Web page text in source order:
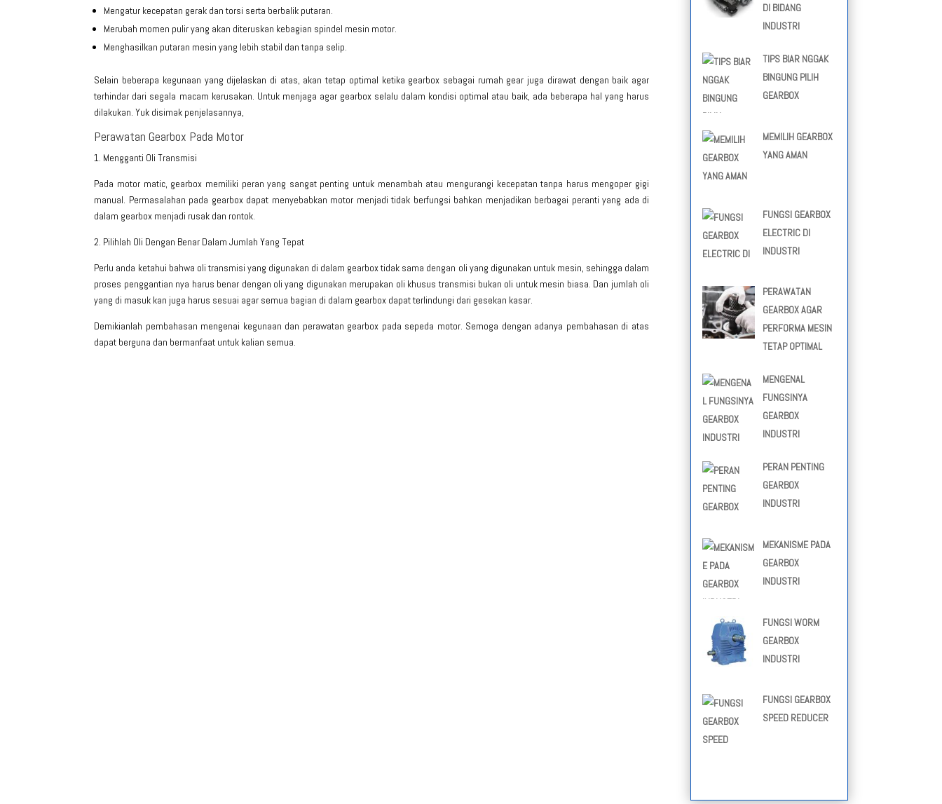
Mengatur kecepatan gerak dan torsi serta berbalik putaran.
Merubah momen pulir yang akan diteruskan kebagian spindel mesin motor.
Menghasilkan putaran mesin yang lebih stabil dan tanpa selip.
Selain beberapa kegunaan yang dijelaskan di atas, akan tetap optimal ketika gearbox sebagai rumah gear juga dirawat dengan baik agar
terhindar dari segala macam kerusakan. Untuk menjaga agar gearbox selalu dalam kondisi optimal atau baik, ada beberapa hal yang harus
dilakukan. Yuk disimak penjelasannya,
Perawatan Gearbox Pada Motor
1. Mengganti Oli Transmisi
Pada motor matic, gearbox memiliki peran yang sangat penting untuk menambah atau mengurangi kecepatan tanpa harus mengoper gigi
manual. Permasalahan pada gearbox dapat menyebabkan motor menjadi tidak berfungsi bahkan menjadikan berbagai peranti yang ada di
dalam gearbox menjadi rusak dan rontok.
2. Pilihlah Oli Dengan Benar Dalam Jumlah Yang Tepat
Perlu anda ketahui bahwa oli transmisi yang digunakan di dalam gearbox tidak sama dengan oli yang digunakan untuk mesin, sehingga dalam
proses penggantian nya harus benar dengan oli yang digunakan merupakan oli khusus transmisi bukan oli untuk mesin biasa. Dan jumlah oli
yang di masuk kan juga harus sesuai agar semua bagian di dalam gearbox dapat terlindungi dari gesekan kasar.
Demikianlah pembahasan mengenai kegunaan dan perawatan gearbox pada sepeda motor. Semoga dengan adanya pembahasan di atas
dapat berguna dan bermanfaat untuk kalian semua.
DI BIDANG
INDUSTRI
TIPS BIAR NGGAK
BINGUNG PILIH
GEARBOX
MEMILIH GEARBOX
YANG AMAN
FUNGSI GEARBOX
ELECTRIC DI
INDUSTRI
PERAWATAN
GEARBOX AGAR
PERFORMA MESIN
TETAP OPTIMAL
MENGENAL
FUNGSINYA
GEARBOX
INDUSTRI
PERAN PENTING
GEARBOX
INDUSTRI
MEKANISME PADA
GEARBOX
INDUSTRI
FUNGSI WORM
GEARBOX
INDUSTRI
FUNGSI GEARBOX
SPEED REDUCER